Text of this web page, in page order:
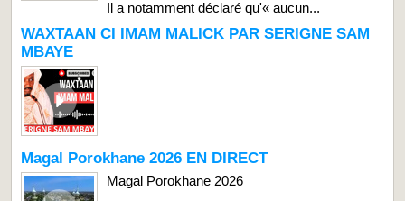
Il a notamment déclaré qu'« aucun...
WAXTAAN CI IMAM MALICK PAR SERIGNE SAM
MBAYE
Magal Porokhane 2026 EN DIRECT
Magal Porokhane 2026